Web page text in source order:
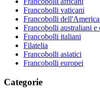
Francobolli vaticani
Francobolli
Francobolli australiani e
Francobolli italiani
Filatelia
Francobolli asiatici
Francobolli europei
Categorie